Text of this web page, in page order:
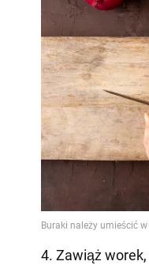
4. Zawiąż